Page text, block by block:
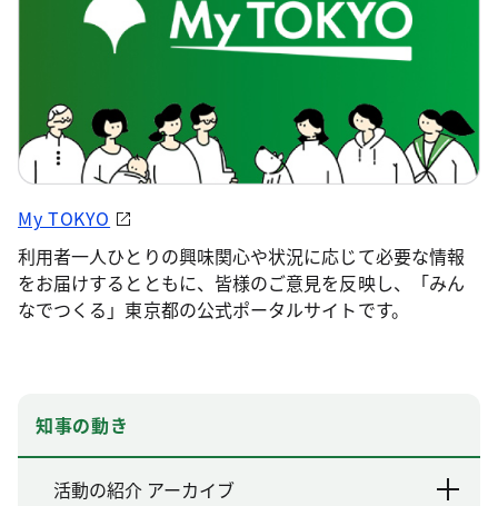
My TOKYO
利用者一人ひとりの興味関心や状況に応じて必要な情報
をお届けするとともに、皆様のご意見を反映し、「みん
なでつくる」東京都の公式ポータルサイトです。
知事の動き
活動の紹介 アーカイブ